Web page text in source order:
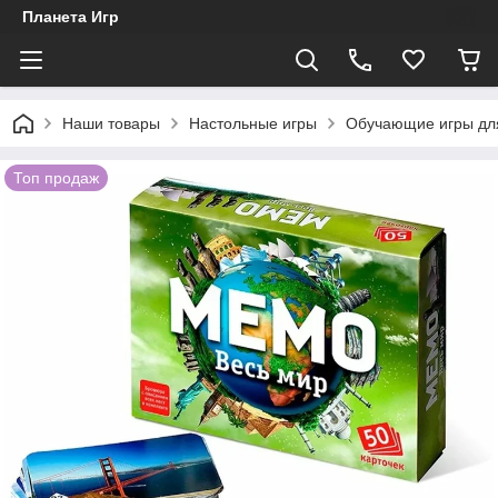
Планета Игр
Наши товары Настольные игры Обучающие игры
Топ продаж